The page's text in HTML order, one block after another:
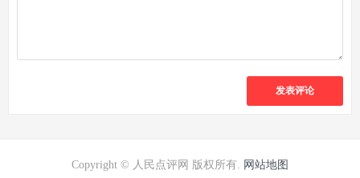
发表评论
Copyright © 人民点评网 版权所有. 网站地图